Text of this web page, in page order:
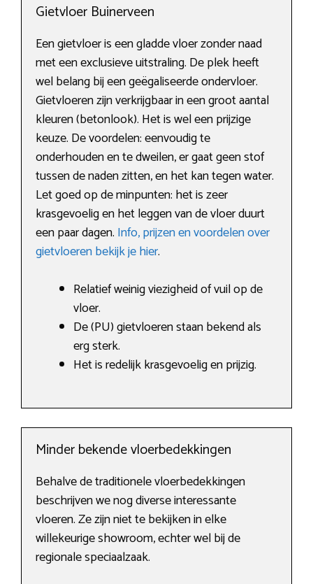
Gietvloer Buinerveen
Een gietvloer is een gladde vloer zonder naad
met een exclusieve uitstraling. De plek heeft
wel belang bij een geëgaliseerde ondervloer.
Gietvloeren zijn verkrijgbaar in een groot aantal
kleuren (betonlook). Het is wel een prijzige
keuze. De voordelen: eenvoudig te
onderhouden en te dweilen, er gaat geen stof
tussen de naden zitten, en het kan tegen water.
Let goed op de minpunten: het is zeer
krasgevoelig en het leggen van de vloer duurt
een paar dagen. Info, prijzen en voordelen over
gietvloeren bekijk je hier.
Relatief weinig viezigheid of vuil op de
vloer.
De (PU) gietvloeren staan bekend als
erg sterk.
Het is redelijk krasgevoelig en prijzig.
Minder bekende vloerbedekkingen
Behalve de traditionele vloerbedekkingen
beschrijven we nog diverse interessante
vloeren. Ze zijn niet te bekijken in elke
willekeurige showroom, echter wel bij de
regionale speciaalzaak.